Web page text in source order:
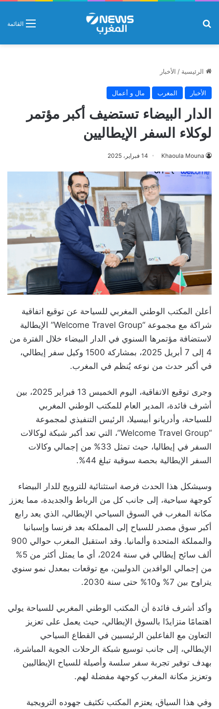
القائمة
الرئيسية / الأخبار
الأخبار المغرب مال و أعمال
الدار البيضاء تستضيف أكبر مؤتمر
لوكلاء السفر الإيطاليين
Khaoula Mouna 14 فبراير، 2025
أعلن المكتب الوطني المغربي للسياحة عن توقيع اتفاقية
شراكة مع مجموعة “Welcome Travel Group” الإيطالية
لاستضافة مؤتمرها السنوي في الدار البيضاء خلال الفترة من
4 إلى 7 أبريل 2025، بمشاركة 1500 وكيل سفر إيطالي،
في أكبر حدث من نوعه يُنظم في المغرب.
وجرى توقيع الاتفاقية، اليوم الخميس 13 فبراير 2025، بين
أشرف فائدة، المدير العام للمكتب الوطني المغربي
للسياحة، وأدريانو أبيسيلا، الرئيس التنفيذي لمجموعة
“Welcome Travel Group”، التي تعد أكبر شبكة لوكالات
السفر في إيطاليا، حيث تمثل 33% من إجمالي وكالات
السفر الإيطالية بحصة سوقية تبلغ 44%.
وسيشكل هذا الحدث فرصة استثنائية للترويج للدار البيضاء
كوجهة سياحية، إلى جانب كل من الرباط والجديدة، مما يعزز
مكانة المغرب في السوق السياحي الإيطالي، الذي يعد رابع
أكبر سوق مصدر للسياح إلى المملكة بعد فرنسا وإسبانيا
والمملكة المتحدة وألمانيا. وقد استقبل المغرب حوالي 900
ألف سائح إيطالي في سنة 2024، أي ما يمثل أكثر من 5%
من إجمالي الوافدين الدوليين، مع توقعات بمعدل نمو سنوي
يتراوح بين 7% و10% حتى سنة 2030.
وأكد أشرف فائدة أن المكتب الوطني المغربي للسياحة يولي
اهتمامًا متزايدًا بالسوق الإيطالي، حيث يعمل على تعزيز
التعاون مع الفاعلين الرئيسيين في القطاع السياحي
الإيطالي، إلى جانب توسيع شبكة الرحلات الجوية المباشرة،
بهدف توفير تجربة سفر سلسة وأصيلة للسياح الإيطاليين
وتعزيز مكانة المغرب كوجهة مفضلة لهم.
وفي هذا السياق، يعتزم المكتب تكثيف جهوده الترويجية